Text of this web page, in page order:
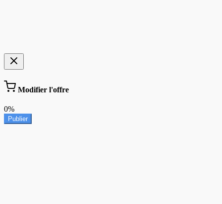
Modifier l'offre
0%
Publier